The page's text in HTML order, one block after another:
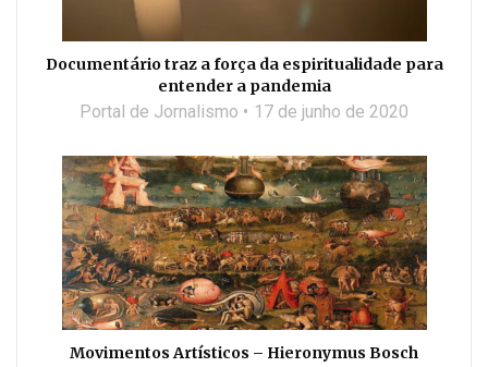
Documentário traz a força da espiritualidade para
entender a pandemia
Portal de Jornalismo 17 de junho de 2020
Movimentos Artísticos – Hieronymus Bosch